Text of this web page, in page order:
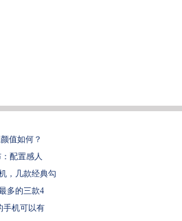
值如何？
配置感人
，几款经典勾
多的三款4
手机可以有